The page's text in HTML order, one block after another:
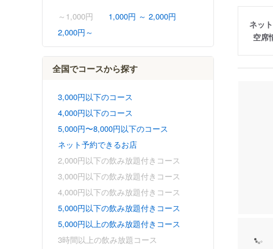
～1,000円
1,000円 ～ 2,000円
2,000円～
全国でコースから探す
3,000円以下のコース
4,000円以下のコース
5,000円〜8,000円以下のコース
ネット予約できるお店
2,000円以下の飲み放題付きコース
3,000円以下の飲み放題付きコース
4,000円以下の飲み放題付きコース
5,000円以下の飲み放題付きコース
5,000円以上の飲み放題付きコース
3時間以上の飲み放題コース
ネッ
空席